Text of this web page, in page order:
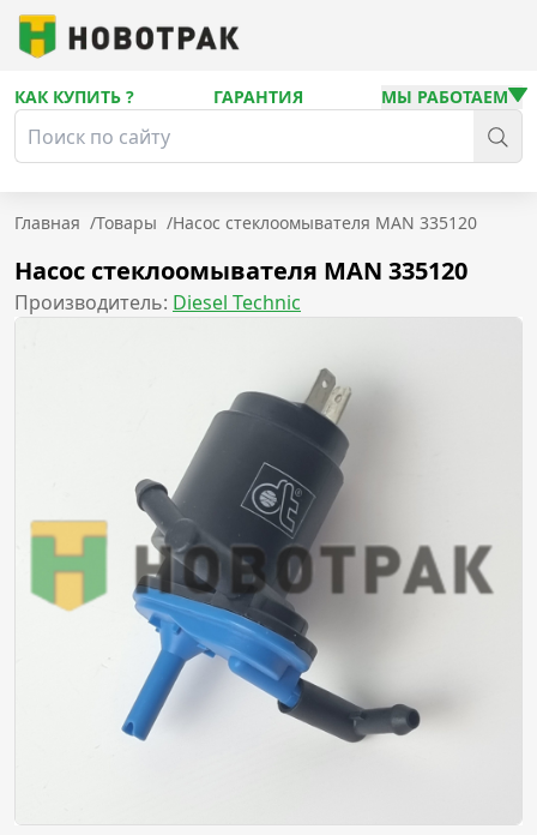
КАК КУПИТЬ ? ГАРАНТИЯ МЫ РАБОТАЕМ
Главная /Товары /Насос стеклоомывателя MAN 335120
Насос стеклоомывателя MAN 335120
Производитель: Diesel Technic